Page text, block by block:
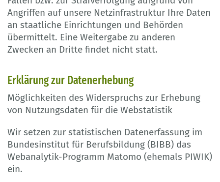
Angriffen auf unsere Netzinfrastruktur Ihre Daten
an staatliche Einrichtungen und Behörden
übermittelt. Eine Weitergabe zu anderen
Zwecken an Dritte findet nicht statt.
Erklärung zur Datenerhebung
Möglichkeiten des Widerspruchs zur Erhebung
von Nutzungsdaten für die Webstatistik
Wir setzen zur statistischen Datenerfassung im
Bundesinstitut für Berufsbildung (BIBB) das
Webanalytik-Programm Matomo (ehemals PIWIK)
ein.